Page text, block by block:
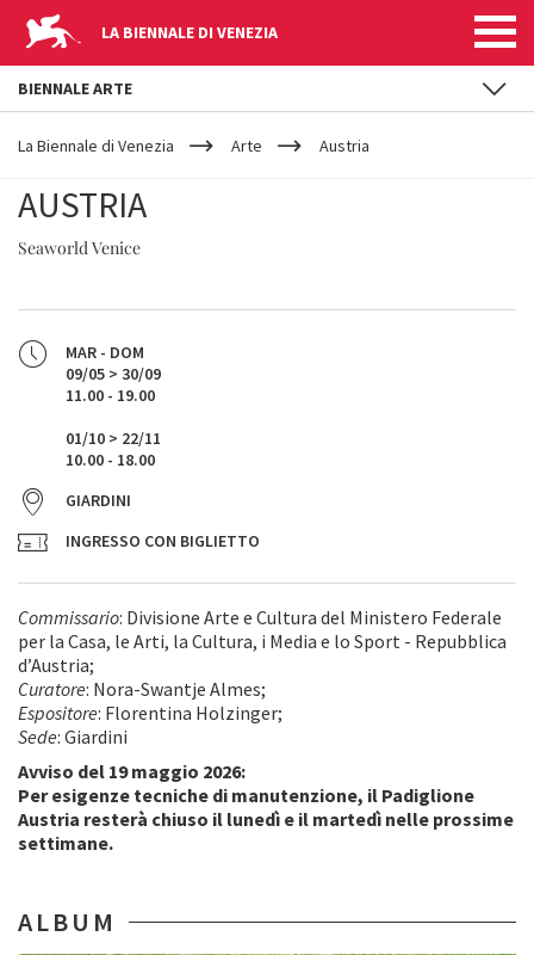
LA BIENNALE DI VENEZIA
YOUR
ARE
La Biennale di Venezia Arte Austria
AUSTRIA
Seaworld Venice
MAR - DOM
09/05 > 30/09
11.00 - 19.00
01/10 > 22/11
10.00 - 18.00
GIARDINI
INGRESSO CON BIGLIETTO
Commissario: Divisione Arte e Cultura del Ministero Federale
per la Casa, le Arti, la Cultura, i Media e lo Sport - Repubblica
d’Austria;
Curatore: Nora-Swantje Almes;
Espositore: Florentina Holzinger;
Sede: Giardini
Avviso del 19 maggio 2026:
Per esigenze tecniche di manutenzione, il Padiglione
Austria resterà chiuso il lunedì e il martedì nelle prossime
settimane.
ALBUM
BIENNALE ARTE